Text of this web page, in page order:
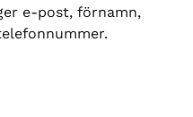
e-post, förnamn,